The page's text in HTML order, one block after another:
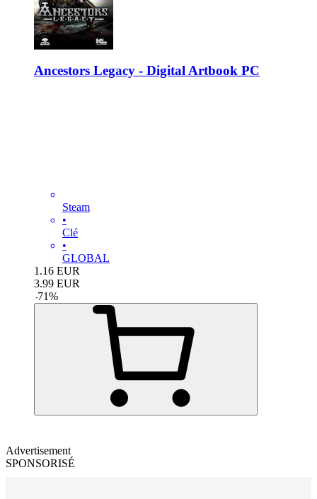
Ancestors Legacy - Digital Artbook PC
Steam
•
Clé
•
GLOBAL
1.16 EUR
3.99 EUR
-71%
Advertisement
SPONSORISÉ